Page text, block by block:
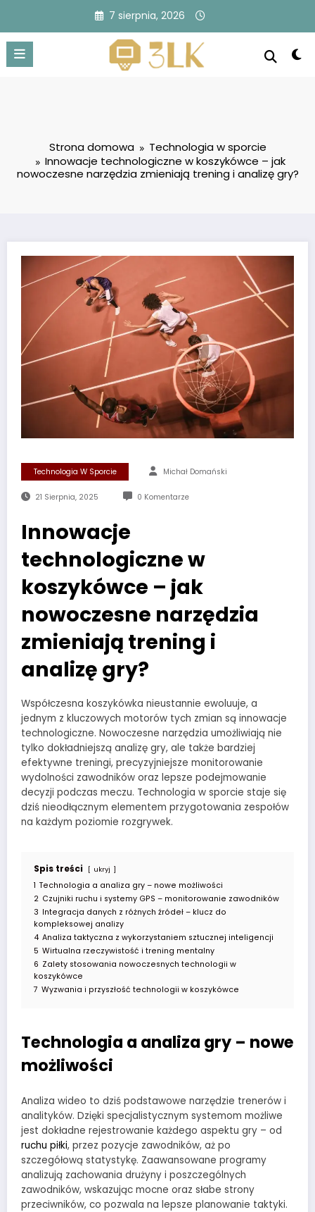
treści
7 sierpnia, 2026
Strona domowa
Technologia w sporcie
Innowacje technologiczne w koszykówce – jak
nowoczesne narzędzia zmieniają trening i analizę gry?
Technologia W Sporcie Michał Domański
21 Sierpnia, 2025 0 Komentarze
Innowacje
technologiczne w
koszykówce – jak
nowoczesne narzędzia
zmieniają trening i
analizę gry?
Współczesna koszykówka nieustannie ewoluuje, a
jednym z kluczowych motorów tych zmian są innowacje
technologiczne. Nowoczesne narzędzia umożliwiają nie
tylko dokładniejszą analizę gry, ale także bardziej
efektywne treningi, precyzyjniejsze monitorowanie
wydolności zawodników oraz lepsze podejmowanie
decyzji podczas meczu. Technologia w sporcie staje się
dziś nieodłącznym elementem przygotowania zespołów
na każdym poziomie rozgrywek.
Spis treści ukryj
1 Technologia a analiza gry – nowe możliwości
2 Czujniki ruchu i systemy GPS – monitorowanie zawodników
3 Integracja danych z różnych źródeł – klucz do
kompleksowej analizy
4 Analiza taktyczna z wykorzystaniem sztucznej inteligencji
5 Wirtualna rzeczywistość i trening mentalny
6 Zalety stosowania nowoczesnych technologii w
koszykówce
7 Wyzwania i przyszłość technologii w koszykówce
Technologia a analiza gry – nowe
możliwości
Analiza wideo to dziś podstawowe narzędzie trenerów i
analityków. Dzięki specjalistycznym systemom możliwe
jest dokładne rejestrowanie każdego aspektu gry – od
ruchu piłki, przez pozycje zawodników, aż po
szczegółową statystykę. Zaawansowane programy
analizują zachowania drużyny i poszczególnych
zawodników, wskazując mocne oraz słabe strony
przeciwników, co pozwala na lepsze planowanie taktyki.